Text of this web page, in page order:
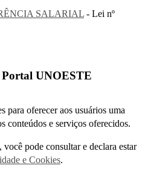
SALARIAL - Lei nº
UNOESTE
oferecer aos usuários uma
conteúdos e serviços oferecidos.
pode consultar e declara estar
e Cookies.